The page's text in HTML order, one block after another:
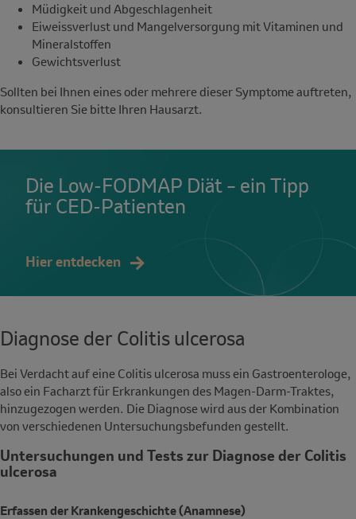
Müdigkeit und Abgeschlagenheit
Eiweissverlust und Mangelversorgung mit Vitaminen und
Mineralstoffen
Gewichtsverlust
Sollten bei Ihnen eines oder mehrere dieser Symptome auftreten,
konsultieren Sie bitte Ihren Hausarzt.
Die Low-FODMAP Diät – ein Tipp
für CED-Patienten
Hier entdecken
Diagnose der Colitis ulcerosa
Bei Verdacht auf eine Colitis ulcerosa muss ein Gastroenterologe,
also ein Facharzt für Erkrankungen des Magen-Darm-Traktes,
hinzugezogen werden. Die Diagnose wird aus der Kombination
von verschiedenen Untersuchungsbefunden gestellt.
Untersuchungen und Tests zur Diagnose der Colitis
ulcerosa
Erfassen der Krankengeschichte (Anamnese)